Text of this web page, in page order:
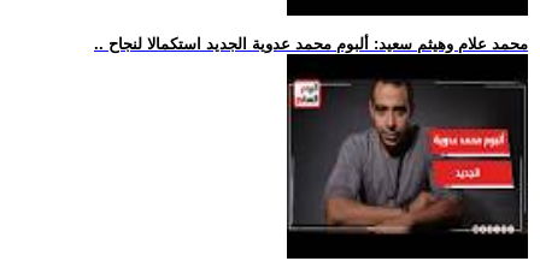
.. محمد علام وهيثم سعيد: ألبوم محمد عدوية الجديد استكمالا لنجاح